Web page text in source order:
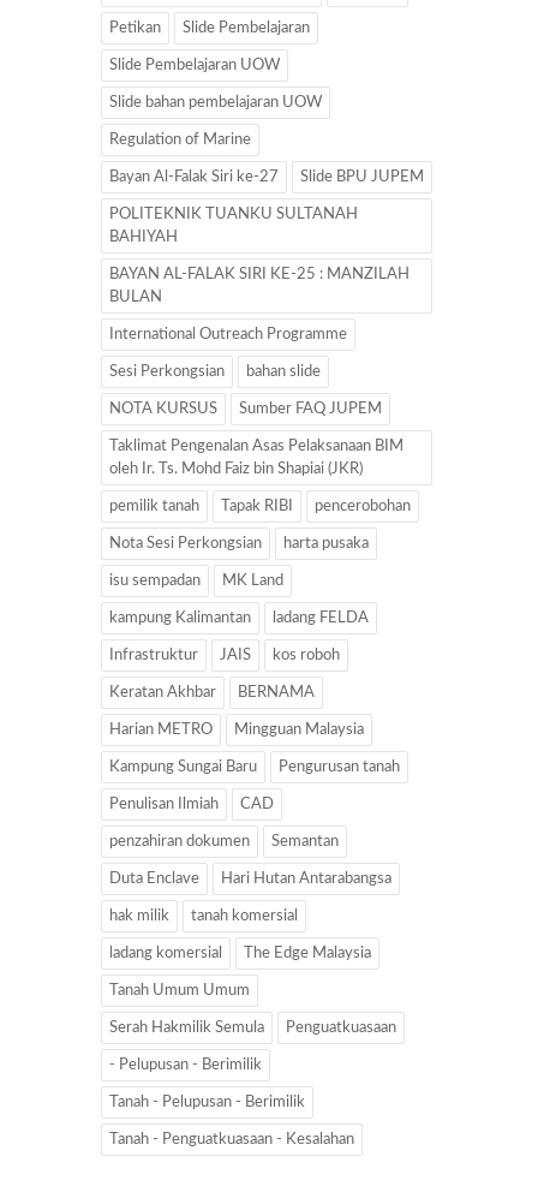
Petikan Slide Pembelajaran
Slide Pembelajaran UOW
Slide bahan pembelajaran UOW
Regulation of Marine
Bayan Al-Falak Siri ke-27 Slide BPU JUPEM
POLITEKNIK TUANKU SULTANAH
BAHIYAH
BAYAN AL-FALAK SIRI KE-25 : MANZILAH
BULAN
International Outreach Programme
Sesi Perkongsian bahan slide
NOTA KURSUS Sumber FAQ JUPEM
Taklimat Pengenalan Asas Pelaksanaan BIM
oleh Ir. Ts. Mohd Faiz bin Shapiai (JKR)
pemilik tanah Tapak RIBI pencerobohan
Nota Sesi Perkongsian harta pusaka
isu sempadan MK Land
kampung Kalimantan ladang FELDA
Infrastruktur JAIS kos roboh
Keratan Akhbar BERNAMA
Harian METRO Mingguan Malaysia
Kampung Sungai Baru Pengurusan tanah
Penulisan Ilmiah CAD
penzahiran dokumen Semantan
Duta Enclave Hari Hutan Antarabangsa
hak milik tanah komersial
ladang komersial The Edge Malaysia
Tanah Umum Umum
Serah Hakmilik Semula Penguatkuasaan
- Pelupusan - Berimilik
Tanah - Pelupusan - Berimilik
Tanah - Penguatkuasaan - Kesalahan